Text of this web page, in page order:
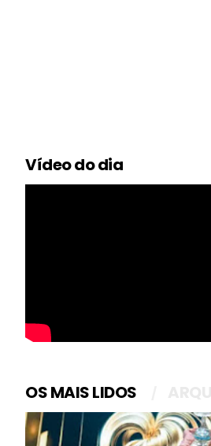
Vídeo do dia
OS MAIS LIDOS